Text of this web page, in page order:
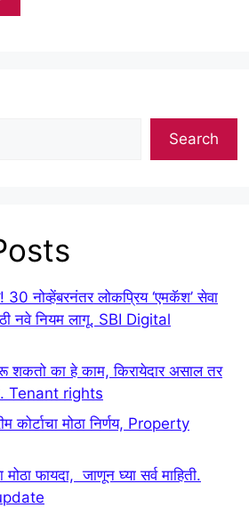
Search
30 नोव्हेंबरनंतर लोकप्रिय ‘एमकॅश’ सेवा
नवे नियम लागू. SBI Digital
शकतो का हे काम, किरायेदार असाल तर
Tenant rights
कोर्टाचा मोठा निर्णय, Property
मोठा फायदा, जाणून घ्या सर्व माहिती.